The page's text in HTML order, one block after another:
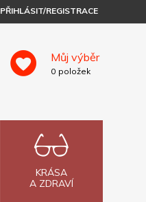
PŘIHLÁSIT/REGISTRACE
Můj výběr
0 položek
KRÁSA
A ZDRAVÍ